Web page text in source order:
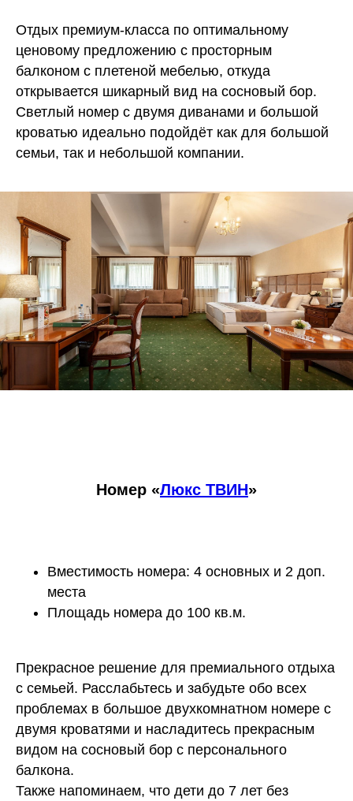
Отдых премиум-класса по оптимальному
ценовому предложению с просторным
балконом с плетеной мебелью, откуда
открывается шикарный вид на сосновый бор.
Светлый номер с двумя диванами и большой
кроватью идеально подойдёт как для большой
семьи, так и небольшой компании.
Номер «Люкс ТВИН»
Вместимость номера: 4 основных и 2 доп.
места
Площадь номера до 100 кв.м.
Прекрасное решение для премиального отдыха
с семьей. Расслабьтесь и забудьте обо всех
проблемах в большое двухкомнатном номере с
двумя кроватями и насладитесь прекрасным
видом на сосновый бор с персонального
балкона.
Также напоминаем, что дети до 7 лет без